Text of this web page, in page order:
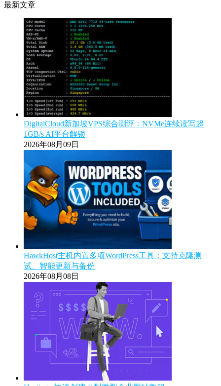
最新文章
DigitalCloud新加坡VPS综合测评：NVMe连续读写超
1GB/s AI平台解锁
2026年08月09日
HawkHost主机内置多项WordPress工具：支持克隆测
试、智能更新与备份
2026年08月08日